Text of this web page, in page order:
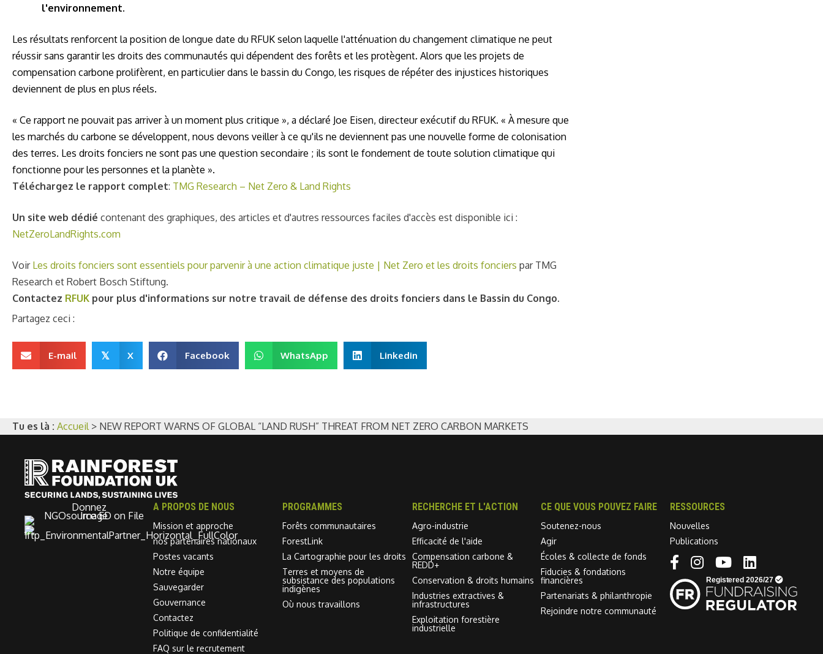
l'environnement.
Les résultats renforcent la position de longue date du RFUK selon laquelle l'atténuation du changement climatique ne peut
réussir sans garantir les droits des communautés qui dépendent des forêts et les protègent. Alors que les projets de
compensation carbone prolifèrent, en particulier dans le bassin du Congo, les risques de répéter des injustices historiques
deviennent de plus en plus réels.
« Ce rapport ne pouvait pas arriver à un moment plus critique », a déclaré Joe Eisen, directeur exécutif du RFUK. « À mesure que
les marchés du carbone se développent, nous devons veiller à ce qu'ils ne deviennent pas une nouvelle forme de colonisation
des terres. Les droits fonciers ne sont pas une question secondaire ; ils sont le fondement de toute solution climatique qui
fonctionne pour les personnes et la planète ».
Téléchargez le rapport complet: TMG Research – Net Zero & Land Rights
Un site web dédié contenant des graphiques, des articles et d'autres ressources faciles d'accès est disponible ici :
NetZeroLandRights.com
Voir Les droits fonciers sont essentiels pour parvenir à une action climatique juste | Net Zero et les droits fonciers par TMG
Research et Robert Bosch Stiftung.
Contactez RFUK pour plus d'informations sur notre travail de défense des droits fonciers dans le Bassin du Congo.
Partagez ceci :
E-mail 𝕏 X Facebook WhatsApp Linkedin
Tu es là : Accueil > NEW REPORT WARNS OF GLOBAL “LAND RUSH” THREAT FROM NET ZERO CARBON MARKETS
Donnez A PROPOS DE NOUS
Mission et approche
nos partenaires nationaux
Postes vacants
Notre équipe
Sauvegarder
Gouvernance
Contactez
Politique de confidentialité
FAQ sur le recrutement
PROGRAMMES
Forêts communautaires
ForestLink
La Cartographie pour les droits
Terres et moyens de
subsistance des populations
indigènes
Où nous travaillons
RECHERCHE ET L'ACTION
Agro-industrie
Efficacité de l'aide
Compensation carbone &
REDD+
Conservation & droits humains
Industries extractives &
infrastructures
Exploitation forestière
industrielle
CE QUE VOUS POUVEZ FAIRE
Soutenez-nous
Agir
Écoles & collecte de fonds
Fiducies & fondations
financières
Partenariats & philanthropie
Rejoindre notre communauté
RESSOURCES
Nouvelles
Publications
Linkedin link